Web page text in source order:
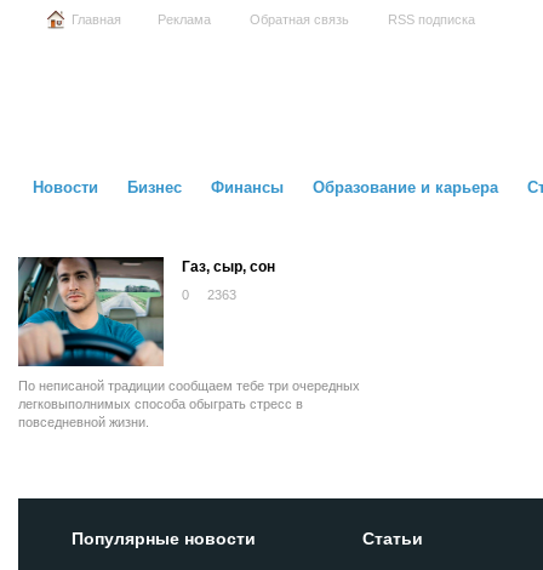
Главная Реклама Обратная связь RSS подписка
Новости Бизнес Финансы Образование и карьера
Газ, сыр, сон
0 2363
По неписаной традиции сообщаем тебе три очередных
легковыполнимых способа обыграть стресс в
повседневной жизни.
Популярные новости Статьи